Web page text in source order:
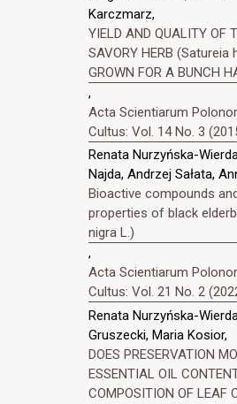
Karczmarz,
YIELD AND QUALITY OF
SAVORY HERB (Satureia
GROWN FOR A BUNCH
,
Acta Scientiarum
Cultus: Vol. 14 No. 3
Renata Nurzyńska-
Najda, Andrzej Sałata,
Bioactive compounds
properties of black
nigra L.)
,
Acta Scientiarum
Cultus: Vol. 21 No. 2
Renata Nurzyńska-
Gruszecki, Maria Kosior,
DOES PRESERVATION
ESSENTIAL OIL
COMPOSITION OF LEAF